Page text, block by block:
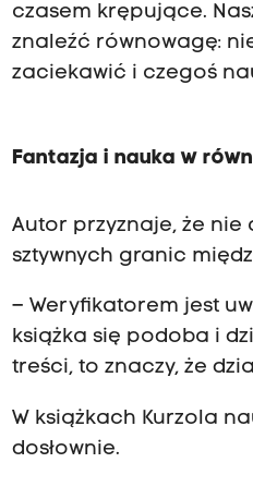
czasem krępujące.
znaleźć równowagę:
zaciekawić i czegoś
Fantazja i nauka w
Autor przyznaje, że
sztywnych granic
– Weryfikatorem jest
książka się podoba i
treści, to znaczy, że
W książkach Kurzola
dosłownie.